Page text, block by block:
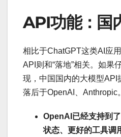
API功能：国
相比于ChatGPT这类AI应
API则和“落地”相关。如果
现，中国国内的大模型API
落后于OpenAI、Anthropic。
OpenAI已经支持到
状态、更好的工具调